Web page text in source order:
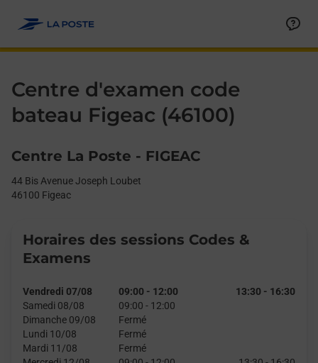
Centre d'examen code
bateau Figeac (46100)
Centre La Poste - FIGEAC
44 Bis Avenue Joseph Loubet
46100 Figeac
Horaires des sessions Codes &
Examens
Vendredi 07/08 09:00 - 12:00 13:30 - 16:30
Samedi 08/08
09:00 - 12:00
Dimanche 09/08
Fermé
Lundi 10/08
Fermé
Mardi 11/08
Fermé